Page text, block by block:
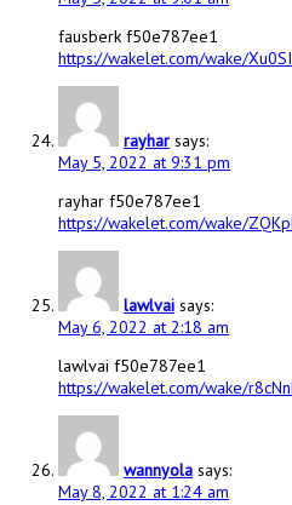
fausberk f50e787ee1
https://wakelet.com/wake/
rayhar says:
May 5, 2022 at 9:31 pm
rayhar f50e787ee1
https://wakelet.com/wake/
lawlvai says:
May 6, 2022 at 2:18 am
lawlvai f50e787ee1
https://wakelet.com/wake/
wannyola says:
May 8, 2022 at 1:24 am